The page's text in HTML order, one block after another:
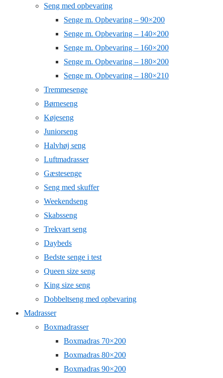
Seng med opbevaring
Senge m. Opbevaring – 90×200
Senge m. Opbevaring – 140×200
Senge m. Opbevaring – 160×200
Senge m. Opbevaring – 180×200
Senge m. Opbevaring – 180×210
Tremmesenge
Børneseng
Køjeseng
Juniorseng
Halvhøj seng
Luftmadrasser
Gæstesenge
Seng med skuffer
Weekendseng
Skabsseng
Trekvart seng
Daybeds
Bedste senge i test
Queen size seng
King size seng
Dobbeltseng med opbevaring
Madrasser
Boxmadrasser
Boxmadras 70×200
Boxmadras 80×200
Boxmadras 90×200